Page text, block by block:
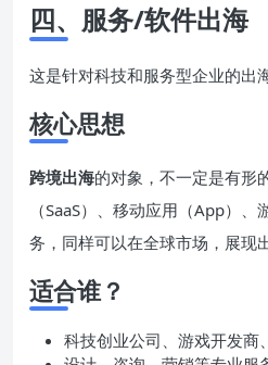
四、服务/软件出海
这是针对科技和服务型企业的出
核心思想
跨境出海的对象，不一定是有形
（SaaS）、移动应用（App）
务，同样可以在全球市场，展现
适合谁？
科技创业公司、游戏开发商